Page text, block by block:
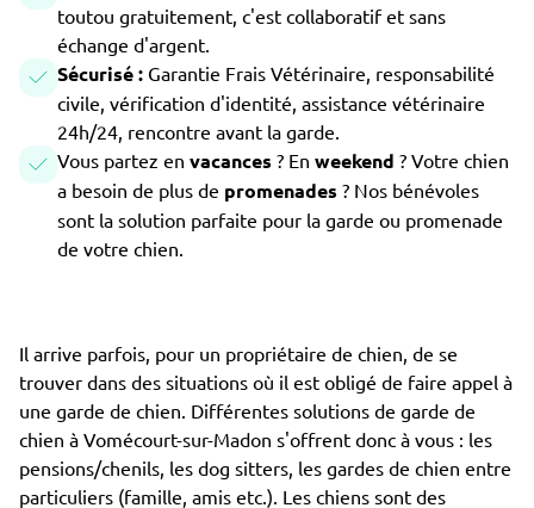
toutou gratuitement, c'est collaboratif et sans
échange d'argent.
Sécurisé : Garantie Frais Vétérinaire, responsabilité
civile, vérification d'identité, assistance vétérinaire
24h/24, rencontre avant la garde.
Vous partez en vacances ? En weekend ? Votre chien
a besoin de plus de promenades ? Nos bénévoles
sont la solution parfaite pour la garde ou promenade
de votre chien.
Il arrive parfois, pour un propriétaire de chien, de se
trouver dans des situations où il est obligé de faire appel à
une garde de chien. Différentes solutions de garde de
chien à Vomécourt-sur-Madon s'offrent donc à vous : les
pensions/chenils, les dog sitters, les gardes de chien entre
particuliers (famille, amis etc.). Les chiens sont des